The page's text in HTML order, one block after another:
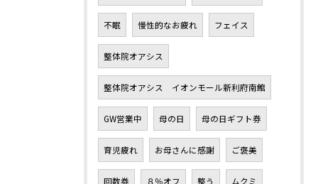
不眠 慢性的なお疲れ フェイス
整体院オアシス
整体院オアシス イオンモール新利府南館
GW営業中 母の日 母の日ギフト券
育児疲れ お母さんに感謝 ご褒美
回数券 ８％オフ 整う ムクミ